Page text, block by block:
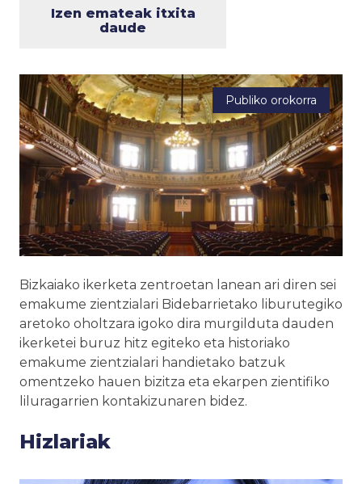
Izen emateak itxita
daude
Publiko orokorra
Bizkaiako ikerketa zentroetan lanean ari diren sei
emakume zientzialari Bidebarrietako liburutegiko
aretoko oholtzara igoko dira murgilduta dauden
ikerketei buruz hitz egiteko eta historiako
emakume zientzialari handietako batzuk
omentzeko hauen bizitza eta ekarpen zientifiko
liluragarrien kontakizunaren bidez.
Hizlariak